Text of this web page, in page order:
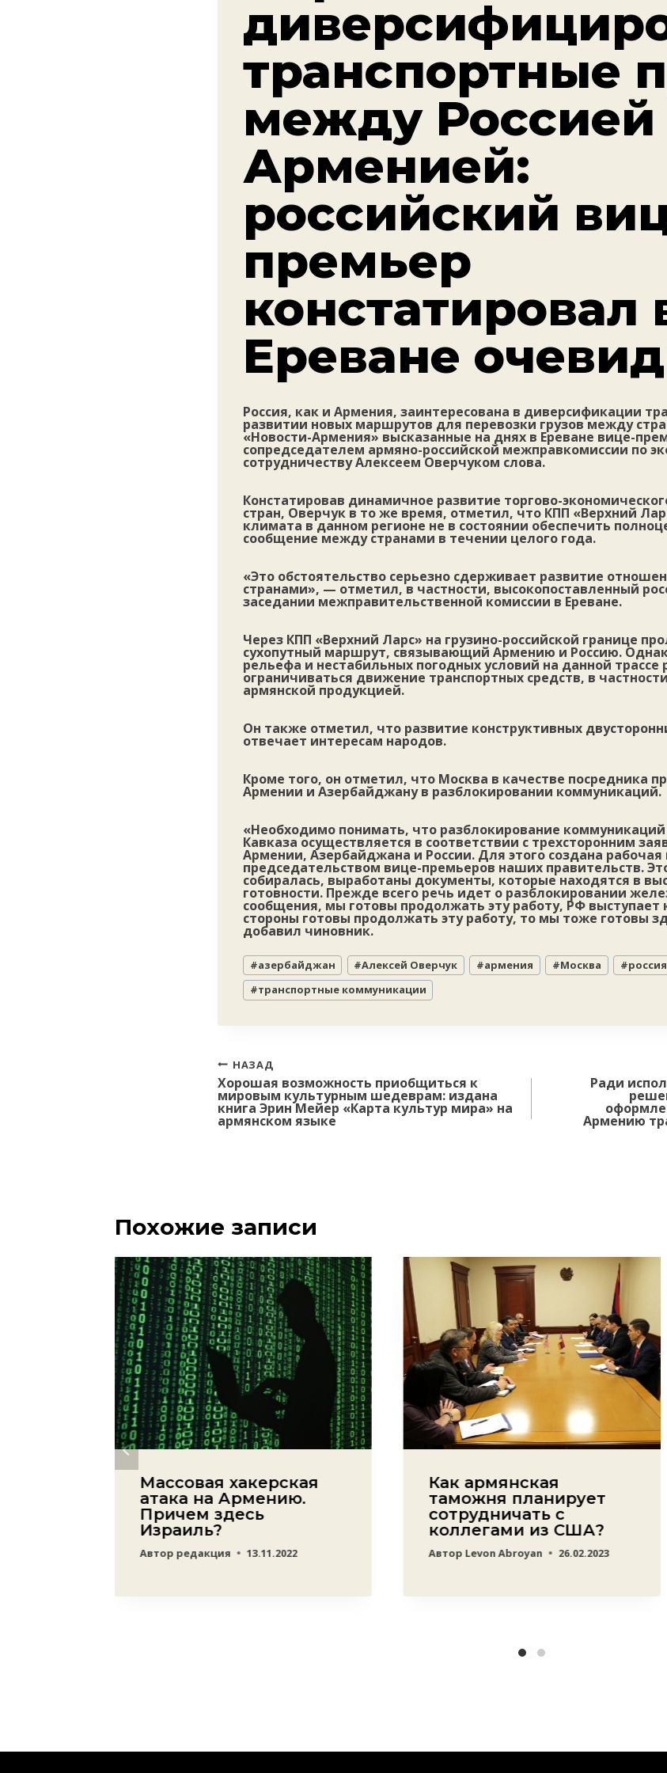
транспортные
между Россией
Арменией:
российский
премьер
констатировал
Ереване
Россия, как и Армения, заинтересована в диверсификации
развитии новых маршрутов для перевозки грузов между
«Новости-Армения» высказанные на днях в Ереване вице-
сопредседателем армяно-российской межправкомиссии по
сотрудничеству Алексеем Оверчуком слова.
Констатировав динамичное развитие торгово-
стран, Оверчук в то же время, отметил, что КПП «Верхний
климата в данном регионе не в состоянии обеспечить
сообщение между странами в течении целого года.
«Это обстоятельство серьезно сдерживает развитие
странами», — отметил, в частности, высокопоставленный
заседании межправительственной комиссии в Ереване.
Через КПП «Верхний Ларс» на грузино-российской границе
сухопутный маршрут, связывающий Армению и Россию.
рельефа и нестабильных погодных условий на данной трассе
ограничиваться движение транспортных средств, в
армянской продукцией.
Он также отметил, что развитие конструктивных
отвечает интересам народов.
Кроме того, он отметил, что Москва в качестве посредника
Армении и Азербайджану в разблокировании коммуникаций.
«Необходимо понимать, что разблокирование
Кавказа осуществляется в соответствии с трехсторонним
Армении, Азербайджана и России. Для этого создана рабочая
председательством вице-премьеров наших правительств.
собиралась, выработаны документы, которые находятся в
готовности. Прежде всего речь идет о разблокировании
сообщения, мы готовы продолжать эту работу, РФ выступает
стороны готовы продолжать эту работу, то мы тоже готовы
добавил чиновник.
Метки
записи:
#азербайджан #Алексей Оверчук #армения #Москва #россия
#транспортные коммуникации
Навигация
по
записям
НАЗАД
Хорошая возможность приобщиться к
мировым культурным шедеврам: издана
книга Эрин Мейер «Карта культур мира» на
армянском языке
Ради
Армению
Похожие записи
Массовая хакерская
атака на Армению.
Причем здесь
Израиль?
Автор редакция 13.11.2022
Как армянская
таможня планирует
сотрудничать с
коллегами из США?
Автор Levon Abroyan 26.02.2023